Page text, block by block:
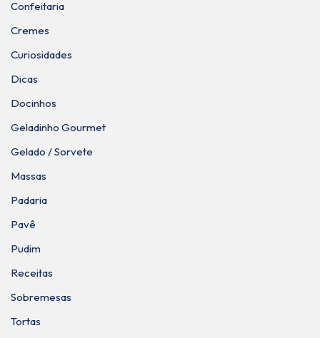
Confeitaria
Cremes
Curiosidades
Dicas
Docinhos
Geladinho Gourmet
Gelado / Sorvete
Massas
Padaria
Pavê
Pudim
Receitas
Sobremesas
Tortas